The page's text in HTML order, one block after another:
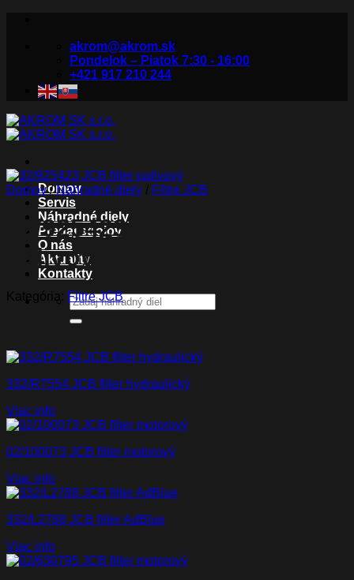
akrom@akrom.sk
Pondelok – Piatok 7:30 - 16:00
+421 917 210 244
Domov
Servis
Náhradné diely
Predaj strojov
O nás
Aktuality
Kontakty
Hľadať:
Domov / Náhradné diely / Filtre JCB
32/925423 JCB filter
palivový
Kategória: Filtre JCB
Súvisiace produkty
332/R7554 JCB filter hydraulický
Viac info
02/100073 JCB filter motorový
Viac info
332/L2788 JCB filter AdBlue
Viac info